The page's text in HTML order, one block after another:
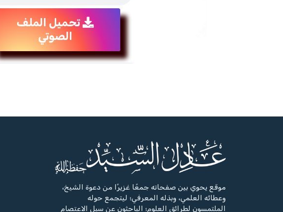
تحميل الملف
الصوتي
موقع يحوي بين صفحاته جمعًا غزيرًا من دعوة الشيخ،
وعطائه العلمي، وبذله المعرفي؛ ليتجمع حوله
الملتمسون لطرائق العلوم؛ الباحثون عن سبل الاعتصام